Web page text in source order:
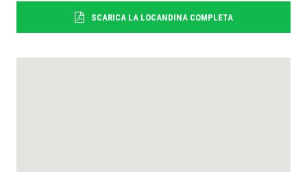
SCARICA LA LOCANDINA COMPLETA